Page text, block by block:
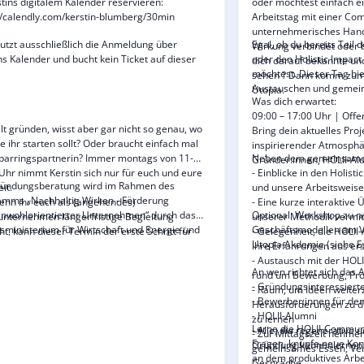
kerstin-blumberg/30min
ausschließlich die Anmeldung über
Kalender und bucht kein Ticket auf dieser
gründen, wisst aber gar nicht so genau, wo
ihr starten sollt? Oder braucht einfach mal
Immer montags von 11-
nimmt Kerstin sich nur für euch und eure
ihr euch als (angehendes)
längerfristige Begleitung
kann dieser Termin der erste Schritt für
wird im Rahmen des
„Nachhaltig Wirken - Förderung
Unternehmen“ durch das
für Wirtschaft und Energie und
Arbeitstag mit einer
unternehmerisches
Wirkung verbindet oder
dich darauf bekannte
sehen ? Dann komm
Utopia.
Egal, ob du bereits Teil
oder den Holistic
möchtest. Dieser Tag
Austauschen und
Was dich erwartet:
09:00 – 17:00 Uhr |
Bring dein aktuelles
inspirierender
Gründer:innen, HOLII-
Neben dem
- Einblicke in den
und unsere Arbeitsweise
- Eine kurze interaktive
unserer Methodik
- Gelegenheit, die
ihre Erfahrungen aus
- Austausch mit der
rund um Bewerbung,
- Raum, um Ideen
Herausforderungen zu
zu lernen
- Zur Mittagszeit
gemeinsames Essen,
Optional: Workshop zu
Geschäftsmodellen am
Utopia Akdemie (siehe
An wen richtet sich das
-
- Bewerber:innen für
- HOLII-Alumni
- Alle, die regenerative
Gründung
Lerne die HOLII-
Fragen, knüpfe neue
an dem produktives